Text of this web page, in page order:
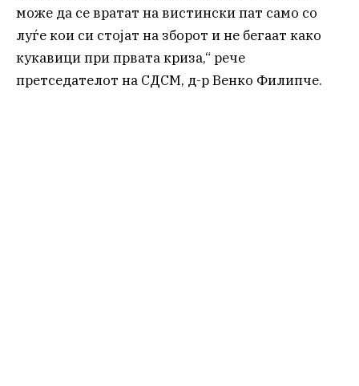
може да се вратат на вистински пат само со
луѓе кои си стојат на зборот и не бегаат како
кукавици при првата криза,“ рече
претседателот на СДСМ, д-р Венко Филипче.